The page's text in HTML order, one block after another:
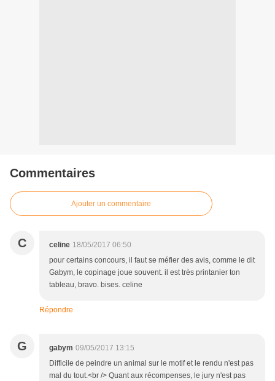
Commentaires
Ajouter un commentaire
C celine 18/05/2017 06:50
pour certains concours, il faut se méfier des avis, comme le dit
Gabym, le copinage joue souvent. il est très printanier ton
tableau, bravo. bises. celine
Répondre
G gabym 09/05/2017 13:15
Difficile de peindre un animal sur le motif et le rendu n'est pas
mal du tout.<br /> Quant aux récompenses, le jury n'est pas